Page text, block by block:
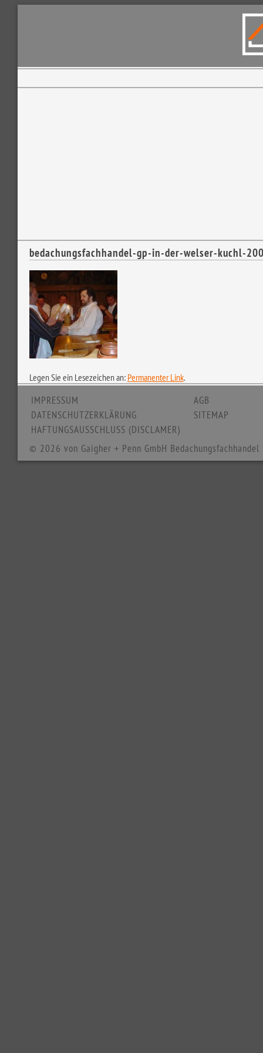
bedachungsfachhandel-gp-in-der-welser-kuchl-
Legen Sie ein Lesezeichen an: Permanenter Link.
IMPRESSUM
DATENSCHUTZERKLÄRUNG
HAFTUNGSAUSSCHLUSS (DISCLAMER)
AGB
SITEMAP
© 2026 von Gaigher + Penn GmbH Bedachungsfachhandel